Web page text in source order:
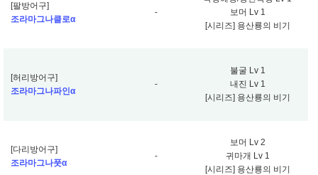
[팔방어구]
조라마그나클로α
-
보머 Lv 1
[시리즈] 용산룡의 비기
[허리방어구]
조라마그나파인α
-
불굴 Lv 1
내진 Lv 1
[시리즈] 용산룡의 비기
[다리방어구]
조라마그나풋α
-
보머 Lv 2
귀마개 Lv 1
[시리즈] 용산룡의 비기